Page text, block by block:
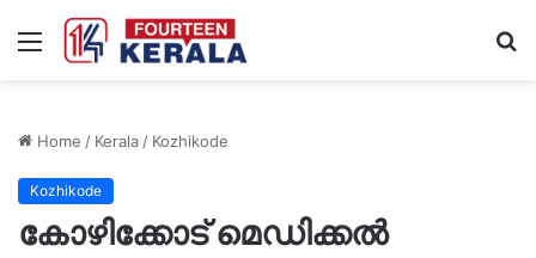
Menu
Home / Kerala/ Kozhikode
Kozhikode
കോഴിക്കോട് മെഡിക്കൽ